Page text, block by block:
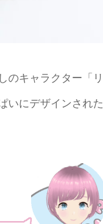
のキャラクター「リ
いにデザインされた